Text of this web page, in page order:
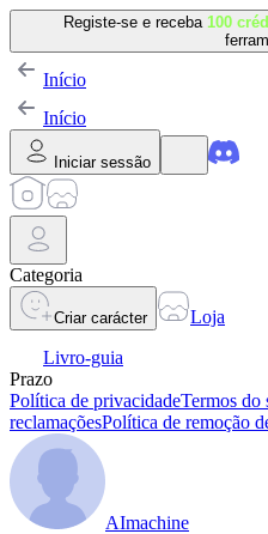
Registe-se e receba 100
Início
Início
Iniciar sessão
Categoria
Criar carácter
Loja
Livro-guia
Prazo
Política de privacidadeTermos do
reclamaçõesPolítica de remoção
AImachine